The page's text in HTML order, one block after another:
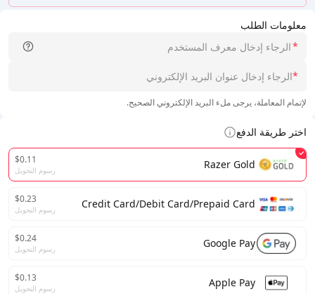
معلومات الطلب
*
*
لإتمام المعاملة، يرجى ملء البريد الإلكتروني الصحيح.
اختر طريقة الدفع
Razer Gold
$0.11
رسوم التحويل
Credit Card/Debit Card/Prepaid Card
$0.23
رسوم التحويل
Google Pay
$0.24
رسوم التحويل
Apple Pay
$0.13
رسوم التحويل